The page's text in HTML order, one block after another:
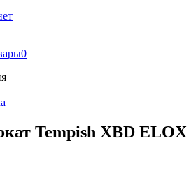
0
Tempish XBD ELOX